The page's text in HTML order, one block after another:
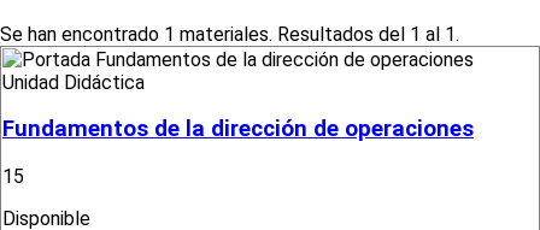
Se han encontrado 1 materiales. Resultados del 1 al 1.
Unidad Didáctica
Fundamentos de la dirección de operaciones
15
Disponible